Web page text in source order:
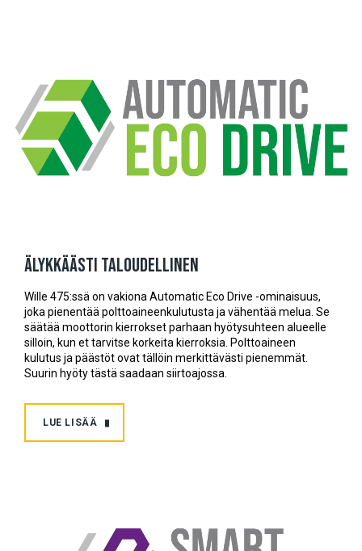
Älykkäästi taloudellinen
Wille 475:ssä on vakiona Automatic Eco Drive -ominaisuus,
joka pienentää polttoaineenkulutusta ja vähentää melua. Se
säätää moottorin kierrokset parhaan hyötysuhteen alueelle
silloin, kun et tarvitse korkeita kierroksia. Polttoaineen
kulutus ja päästöt ovat tällöin merkittävästi pienemmät.
Suurin hyöty tästä saadaan siirtoajossa.
LUE LISÄÄ